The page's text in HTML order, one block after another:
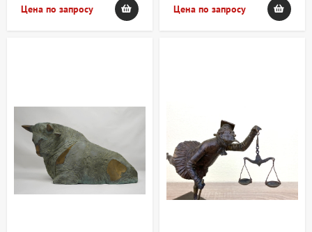
Цена по запросу Цена по запросу